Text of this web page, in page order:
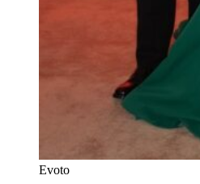
Evoto